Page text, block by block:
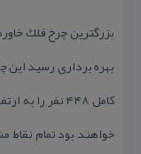
خواهند بود تمام